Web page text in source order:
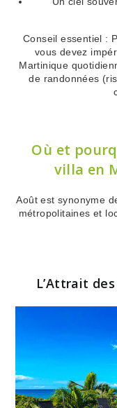
Conseil essentiel :
vous devez
Martinique
de randonnées
Où et
villa en
Août est synonyme
métropolitaines et
L’Attrait